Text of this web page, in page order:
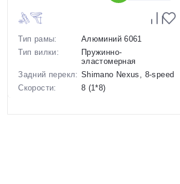
Тип рамы:
Алюминий 6061
Тип вилки:
Пружинно-
эластомерная
Задний перекл: Shimano Nexus, 8-speed
Скорости:
8 (1*8)